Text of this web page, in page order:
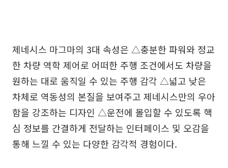
제네시스 마그마의 3대 속성은 △충분한 파워와 정교
한 차량 역학 제어로 어떠한 주행 조건에서도 차량을
원하는 대로 움직일 수 있는 주행 감각 △넓고 낮은
차체로 역동성의 본질을 보여주고 제네시스만의 우아
함을 강조하는 디자인 △운전에 몰입할 수 있도록 핵
심 정보를 간결하게 전달하는 인터페이스 및 오감을
통해 느낄 수 있는 다양한 감각적 경험이다.